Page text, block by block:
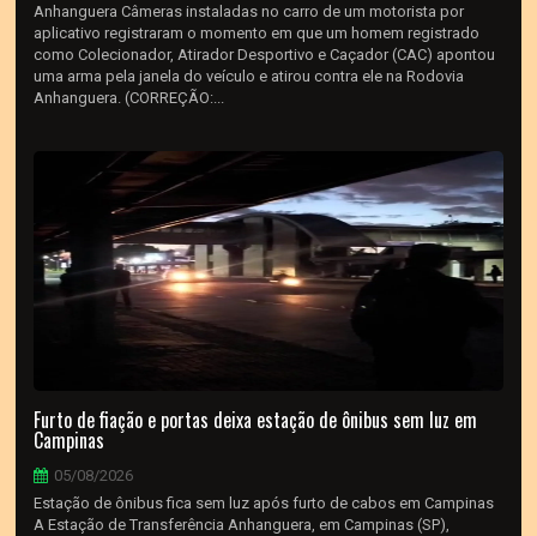
Anhanguera Câmeras instaladas no carro de um motorista por
aplicativo registraram o momento em que um homem registrado
como Colecionador, Atirador Desportivo e Caçador (CAC) apontou
uma arma pela janela do veículo e atirou contra ele na Rodovia
Anhanguera. (CORREÇÃO:...
Furto de fiação e portas deixa estação de ônibus sem luz em
Campinas
05/08/2026
Estação de ônibus fica sem luz após furto de cabos em Campinas
A Estação de Transferência Anhanguera, em Campinas (SP),